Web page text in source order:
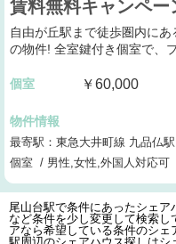
賃料無料キャンペ
自由が丘駅まで徒歩圏内に
の物件! 全室鍵付き個室で、
個室 ￥60,000
物件情報
最寄駅：東急大井町線 九品仏
個室 / 男性,女性,外国人対応可
尾山台駅で条件にあったシェ
など条件を少し変更して検索し
アなら希望している条件のシ